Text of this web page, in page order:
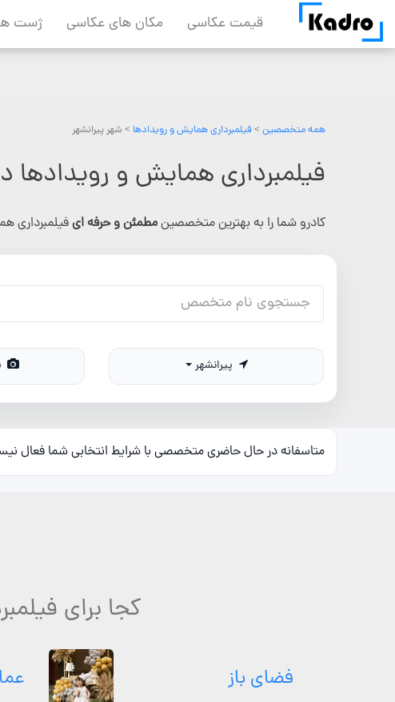
content
قیمت عکاسی مکان های عکاسی ژست
همه متخصصین >فیلمبرداری همایش و رویدادها > شهر پیرانشهر
فیلمبرداری همایش و رویدادها
کادرو شما را به بهترین متخصصینمطمئن و حرفه ایفیلمبرداری
فیلمبرداری همایش و رویدادها
متاسفانه در حال حاضری متخصصی با شرایط انتخابی شما فعال
کجا برای
فضای باز